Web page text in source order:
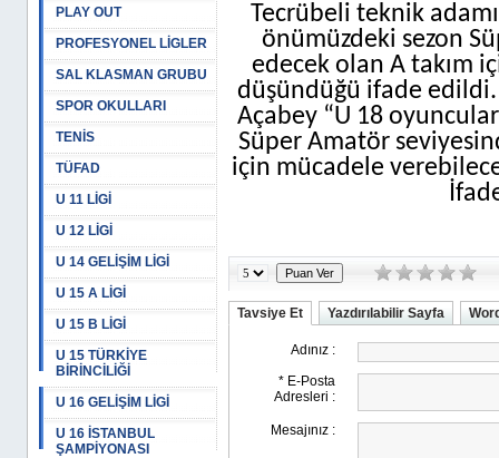
PLAY OUT
PROFESYONEL LİGLER
SAL KLASMAN GRUBU
SPOR OKULLARI
TENİS
TÜFAD
U 11 LİGİ
U 12 LİGİ
U 14 GELİŞİM LİGİ
U 15 A LİGİ
U 15 B LİGİ
U 15 TÜRKİYE
BİRİNCİLİĞİ
U 16 GELİŞİM LİGİ
U 16 İSTANBUL
ŞAMPİYONASI
Tecrübeli teknik
önümüzdeki sezon
edecek olan A takım
düşündüğü ifade
Açabey “U 18
Süper Amatör
için mücadele
Tavsiye Et Yazdırılabilir Sayfa